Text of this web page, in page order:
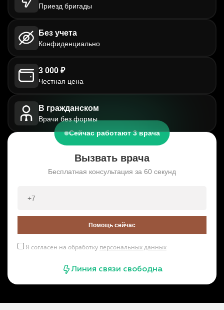
Приезд бригады
Без учета
Конфиденциально
3 000 ₽
Честная цена
В гражданском
Врачи без формы
Сейчас работают 3 врача
Вызвать врача
Бесплатная консультация за 60 секунд
Помощь сейчас
Я согласен на обработку персональных данных
Линия связи свободна